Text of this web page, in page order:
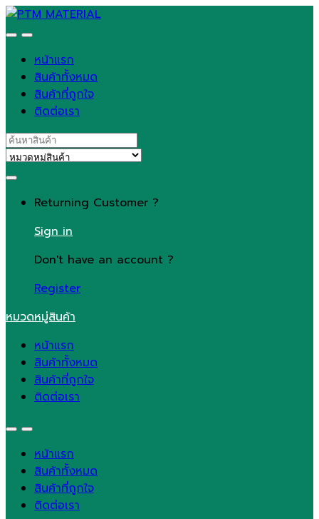
Skip
to
Skip
to
หน้าแรก
สินค้าทั้งหมด
สินค้าที่ถูกใจ
ติดต่อเรา
Search
for:
Returning Customer ?
Sign in
Don't have an account ?
Register
หมวดหมู่สินค้า
หน้าแรก
สินค้าทั้งหมด
สินค้าที่ถูกใจ
ติดต่อเรา
หน้าแรก
สินค้าทั้งหมด
สินค้าที่ถูกใจ
ติดต่อเรา